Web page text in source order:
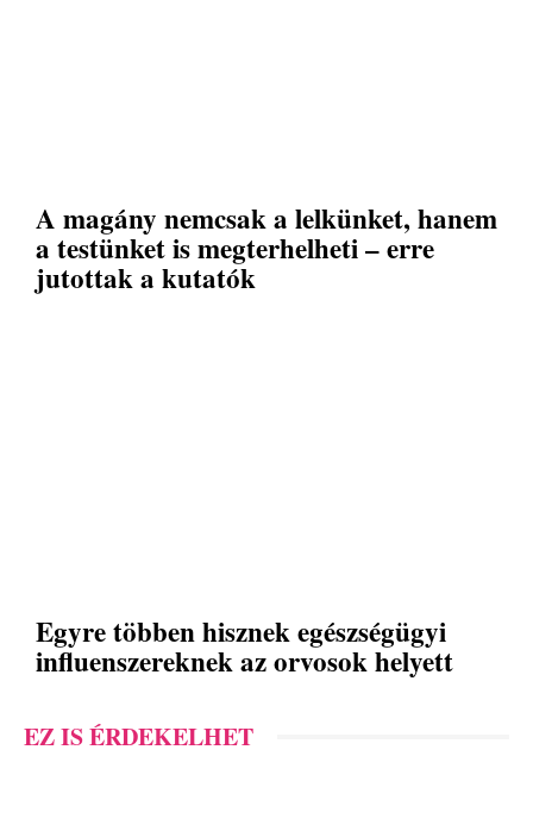
A magány nemcsak a lelkünket, hanem
a testünket is megterhelheti – erre
jutottak a kutatók
Egyre többen hisznek egészségügyi
influenszereknek az orvosok helyett
EZ IS ÉRDEKELHET